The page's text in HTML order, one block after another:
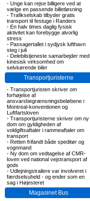
- Unge kan rejse billigere ved at
vælge en passende billetløsning
- Trafikselskab tilbyder gratis
transport til festuge i Randers
- En halv times daglig fysisk
aktivitet kan forebygge alvorlig
stress
- Passagertallet i sydjysk lufthavn
steg i juli
- Delebilstjeneste samarbejder med
kinesisk virksomhed om
selvkørende biler
Transportjuristerne
- Transportjuristen skriver om
forhøjelse af
ansvarsbegrænsningsbeløbene i
Montreal-konventionen og
Luftfartsloven
- Transportjuristerne skriver om ny
dom om gyldigheden af
voldgiftsaftaler i rammeaftaler om
transport
- Retten frifandt både speditør og
vognmand
- Ny dom om vedtagelse af CMR-
loven ved national vejstransport af
gods
- Udlejningstrailere var involveret i
færdselsuheld - og ender som en
sag i Højesteret
Magasinet Bus